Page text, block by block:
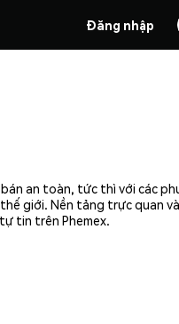
Đăng nhập
an toàn, tức thì với các
giới. Nền tảng trực quan
tin trên Phemex.